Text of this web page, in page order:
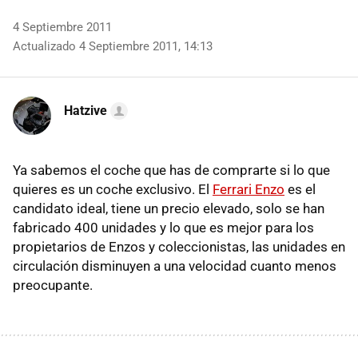
4 Septiembre 2011
Actualizado 4 Septiembre 2011, 14:13
Hatzive
Ya sabemos el coche que has de comprarte si lo que
quieres es un coche exclusivo. El Ferrari Enzo es el
candidato ideal, tiene un precio elevado, solo se han
fabricado 400 unidades y lo que es mejor para los
propietarios de Enzos y coleccionistas, las unidades en
circulación disminuyen a una velocidad cuanto menos
preocupante.